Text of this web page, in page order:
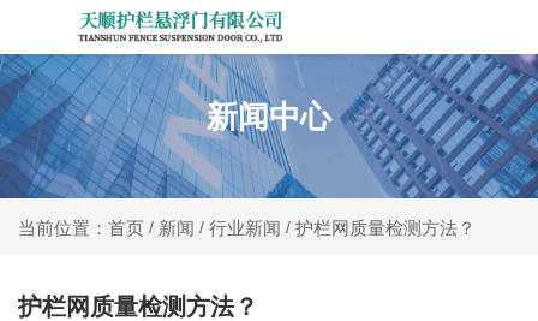
新闻中心
当前位置：首页 / 新闻 / 行业新闻 / 护栏网质量检测方法？
护栏网质量检测方法？